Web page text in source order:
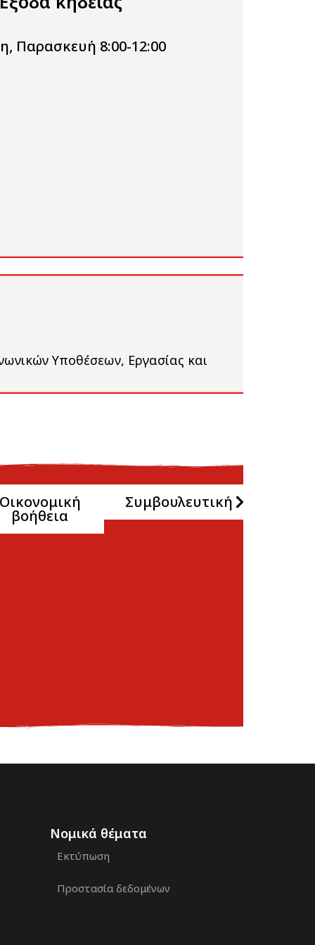
Παρασκευή 8:00-12:00
Υποθέσεων, Εργασίας και
Οικονομική
βοήθεια
Συμβουλευτική
Νομικά θέματα
Εκτύπωση
Προστασία δεδομένων